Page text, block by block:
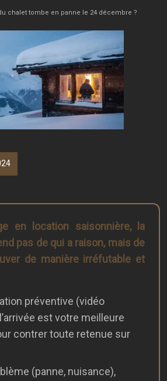
chalet tombe en panne le 24 décembre ?
en location saisonnière, la
pas de qui a raison, mais de
de manière irréfutable et
préventive (vidéo
est votre meilleure
contrer toute retenue sur
(panne, nuisance),